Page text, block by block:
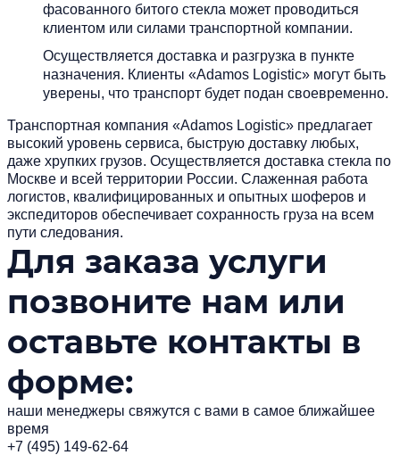
фасованного битого стекла может проводиться
клиентом или силами транспортной компании.
Осуществляется доставка и разгрузка в пункте
назначения. Клиенты «Adamos Logistic» могут быть
уверены, что транспорт будет подан своевременно.
Транспортная компания «Adamos Logistic» предлагает
высокий уровень сервиса, быструю доставку любых,
даже хрупких грузов. Осуществляется доставка стекла по
Москве и всей территории России. Слаженная работа
логистов, квалифицированных и опытных шоферов и
экспедиторов обеспечивает сохранность груза на всем
пути следования.
Для заказа услуги
позвоните нам или
оставьте контакты в
форме:
наши менеджеры свяжутся с вами в самое ближайшее
время
+7 (495) 149-62-64